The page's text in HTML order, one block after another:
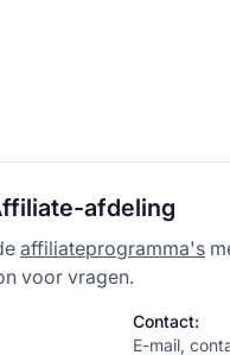
afdeling
affiliateprogramma's
voor vragen.
Contact:
E-mail,